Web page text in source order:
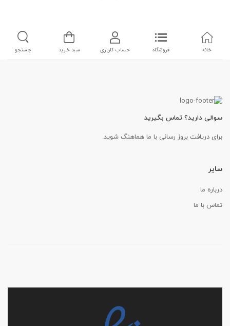
خانه فروشگاه حساب کاربری سبد خرید جستجو
سوالی دارید؟ تماس بگیرید
برای دریافت بروز رسانی با ما هماهنگ شوید.
سایر
درباره ما
تماس با ما